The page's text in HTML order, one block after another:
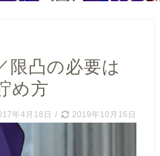
限凸の必要は
め方
年4月18日 / 2019年10月16日